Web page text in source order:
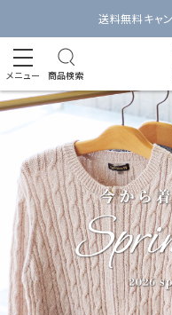
送料無料キャ
メニュー 商品検索